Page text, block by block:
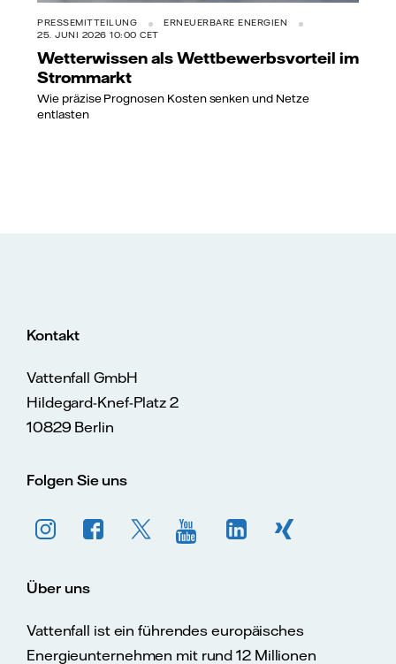
PRESSEMITTEILUNG
ERNEUERBARE ENERGIEN
25. JUNI 2026 10:00 CET
Wetterwissen als Wettbewerbsvorteil im
Strommarkt
Wie präzise Prognosen Kosten senken und Netze
entlasten
Kontakt
Vattenfall GmbH
Hildegard-Knef-Platz 2
10829 Berlin
Folgen Sie uns
Über uns
Vattenfall ist ein führendes europäisches
Energieunternehmen mit rund 12 Millionen